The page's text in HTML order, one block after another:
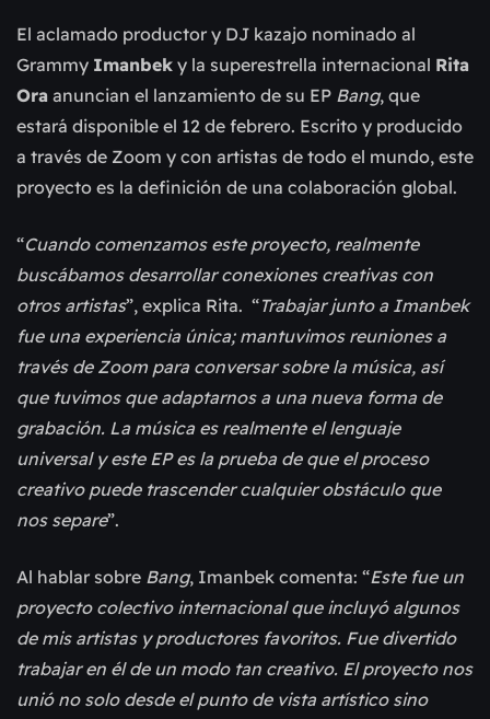
El aclamado productor y DJ kazajo nominado al
Grammy Imanbek y la superestrella internacional Rita
Ora anuncian el lanzamiento de su EP Bang, que
estará disponible el 12 de febrero. Escrito y producido
a través de Zoom y con artistas de todo el mundo, este
proyecto es la definición de una colaboración global.
“Cuando comenzamos este proyecto, realmente
buscábamos desarrollar conexiones creativas con
otros artistas”, explica Rita. “Trabajar junto a Imanbek
fue una experiencia única; mantuvimos reuniones a
través de Zoom para conversar sobre la música, así
que tuvimos que adaptarnos a una nueva forma de
grabación. La música es realmente el lenguaje
universal y este EP es la prueba de que el proceso
creativo puede trascender cualquier obstáculo que
nos separe”.
Al hablar sobre Bang, Imanbek comenta: “Este fue un
proyecto colectivo internacional que incluyó algunos
de mis artistas y productores favoritos. Fue divertido
trabajar en él de un modo tan creativo. El proyecto nos
unió no solo desde el punto de vista artístico sino